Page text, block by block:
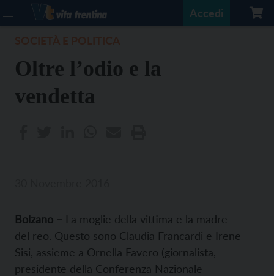
Accedi
Oltre l’odio e la
vendetta
Bolzano – La moglie della vittima e la madre
del reo. Questo sono Claudia Francardi e Irene
Sisi, assieme a Ornella Favero (giornalista,
presidente della Conferenza Nazionale